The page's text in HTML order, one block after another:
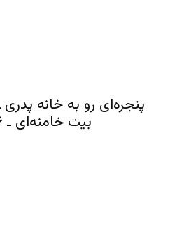
پنجره‌ای رو به خانه
بیت خامنه‌ای ـ ۱۶ امرداد / ۷ آگوست